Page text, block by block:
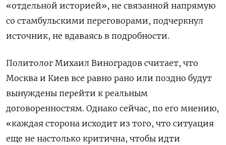
«отдельной историей», не связанной напрямую
со стамбульскими переговорами, подчеркнул
источник, не вдаваясь в подробности.
Политолог Михаил Виноградов считает, что
Москва и Киев все равно рано или поздно будут
вынуждены перейти к реальным
договоренностям. Однако сейчас, по его мнению,
«каждая сторона исходит из того, что ситуация
еще не настолько критична, чтобы идти